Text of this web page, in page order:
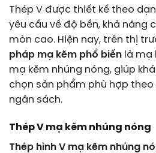
Thép V được thiết kế theo
yêu cầu về độ bền, khả năng
mòn cao. Hiện nay, trên thị
pháp mạ kẽm phổ biến là mạ
mạ kẽm nhúng nóng, giúp
chọn sản phẩm phù hợp theo
ngân sách.
Thép V mạ kẽm nhúng nóng
Thép hình V mạ kẽm nhúng